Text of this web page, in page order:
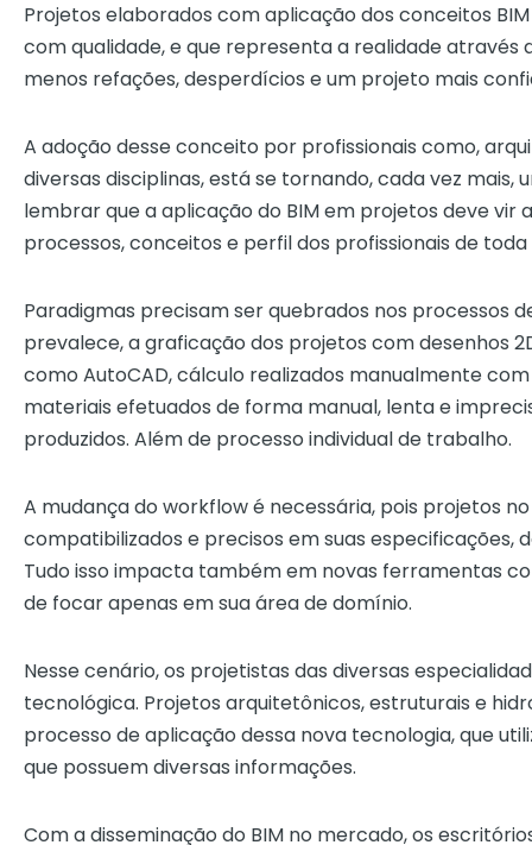
Projetos elaborados com aplicação dos conceitos
com qualidade, e que representa a realidade através
menos refações, desperdícios e um projeto mais
A adoção desse conceito por profissionais como,
diversas disciplinas, está se tornando, cada vez
lembrar que a aplicação do BIM em projetos deve vir
processos, conceitos e perfil dos profissionais de toda
Paradigmas precisam ser quebrados nos processos
prevalece, a graficação dos projetos com desenhos
como AutoCAD, cálculo realizados manualmente
materiais efetuados de forma manual, lenta e
produzidos. Além de processo individual de trabalho.
A mudança do workflow é necessária, pois projetos
compatibilizados e precisos em suas
Tudo isso impacta também em novas ferramentas
de focar apenas em sua área de domínio.
Nesse cenário, os projetistas das diversas
tecnológica. Projetos arquitetônicos, estruturais e
processo de aplicação dessa nova tecnologia, que
que possuem diversas informações.
Com a disseminação do BIM no mercado, os